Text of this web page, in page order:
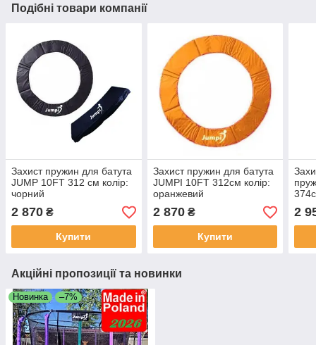
Подібні товари компанії
Захист пружин для батута
JUMP 10FT 312 см колір:
чорний
2 870 ₴
Купити
Захист пружин для батута
JUMPI 10FT 312см колір:
оранжевий
2 870₴
Купити
2
Акційні пропозиції та новинки
Новинка –7%